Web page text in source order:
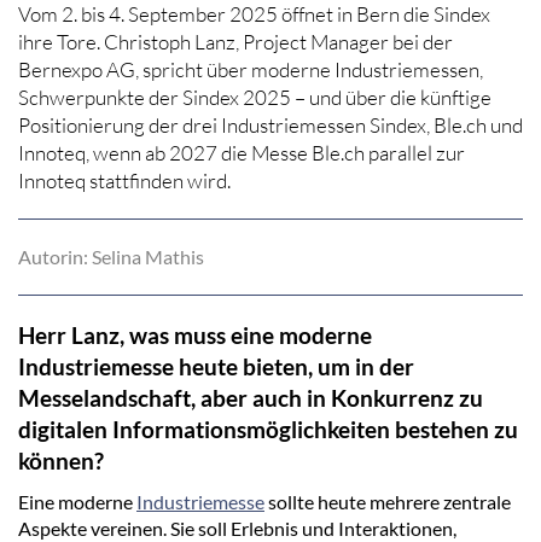
Vom 2. bis 4. September 2025 öffnet in Bern die Sindex
ihre Tore. Christoph Lanz, Project Manager bei der
Bernexpo AG, spricht über moderne Industriemessen,
Schwerpunkte der Sindex 2025 – und über die künftige
Positionierung der drei Industriemessen Sindex, Ble.ch und
Innoteq, wenn ab 2027 die Messe Ble.ch parallel zur
Innoteq stattfinden wird.
Autorin: Selina Mathis
Herr Lanz, was muss eine moderne
Industriemesse heute bieten, um in der
Messelandschaft, aber auch in Konkurrenz zu
digitalen Informationsmöglichkeiten bestehen zu
können?
Eine moderne Industriemessesollte heute mehrere zentrale
Aspekte vereinen. Sie soll Erlebnis und Interaktionen,